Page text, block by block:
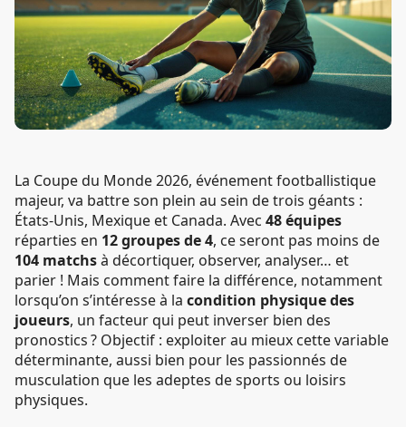
La Coupe du Monde 2026, événement footballistique
majeur, va battre son plein au sein de trois géants :
États-Unis, Mexique et Canada. Avec 48 équipes
réparties en 12 groupes de 4, ce seront pas moins de
104 matchsà décortiquer, observer, analyser… et
parier ! Mais comment faire la différence, notamment
lorsqu’on s’intéresse à la condition physique des
joueurs, un facteur qui peut inverser bien des
pronostics ? Objectif : exploiter au mieux cette variable
déterminante, aussi bien pour les passionnés de
musculation que les adeptes de sports ou loisirs
physiques.